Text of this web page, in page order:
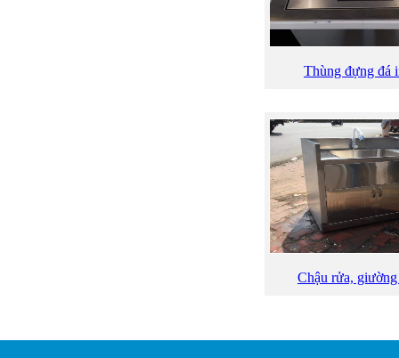
Thùng đựng đá
Chậu rửa,